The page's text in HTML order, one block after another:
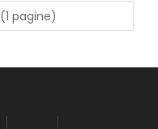
pagine)